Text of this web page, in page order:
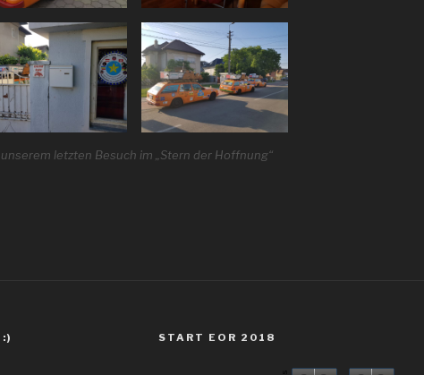
letzten Besuch im „Stern der Hoffnung“
START EOR 2018